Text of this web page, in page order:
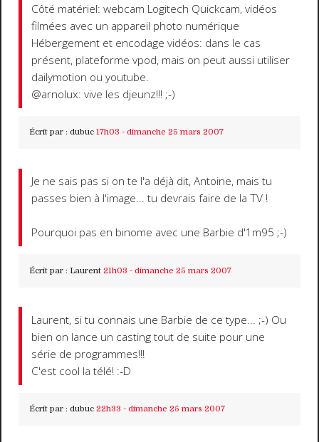
Côté matériel: webcam Logitech Quickcam, vidéos
filmées avec un appareil photo numérique
Hébergement et encodage vidéos: dans le cas
présent, plateforme vpod, mais on peut aussi utiliser
dailymotion ou youtube.
@arnolux: vive les djeunz!!! ;-)
Écrit par : dubuc 17h03 - dimanche 25 mars 2007
Je ne sais pas si on te l'a déjà dit, Antoine, mais tu
passes bien à l'image... tu devrais faire de la TV !
Pourquoi pas en binome avec une Barbie d'1m95 ;-)
Écrit par : Laurent 21h03 - dimanche 25 mars 2007
Laurent, si tu connais une Barbie de ce type... ;-) Ou
bien on lance un casting tout de suite pour une
série de programmes!!!
C'est cool la télé! :-D
Écrit par : dubuc 22h33 - dimanche 25 mars 2007